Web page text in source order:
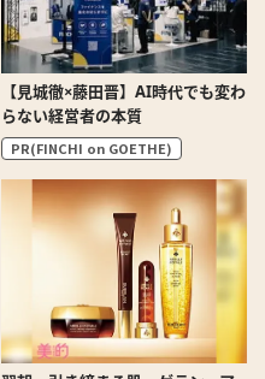
【見城徹×藤田晋】AI時代でも変わ
らない経営者の本質
PR(FINCHI on GOETHE)